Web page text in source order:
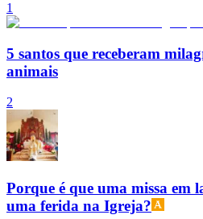
1
5 santos que receberam
animais
2
Porque é que uma missa
uma ferida na Igreja?